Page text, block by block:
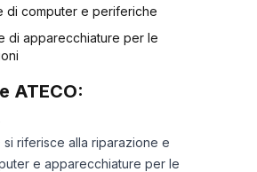
di computer e periferiche
di apparecchiature per le
ATECO:
si riferisce alla riparazione e
e apparecchiature per le